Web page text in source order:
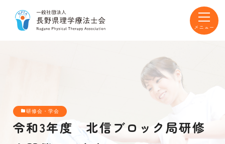
toggle
研修会・学会
令和3年度 北信ブロック局研修